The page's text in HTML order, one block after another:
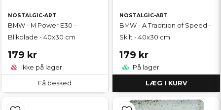
NOSTALGIC-ART
BMW - M Power E30 -
Blikplade - 40x30 cm
179 kr
Ikke på lager
Få besked
NOSTALGIC-ART
BMW - A Tradition of Speed -
Skilt - 40x30 cm
179 kr
På lager
LÆG I KURV